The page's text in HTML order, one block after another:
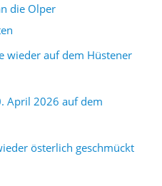
die Olper
wieder auf dem Hüstener
April 2026 auf dem
österlich geschmückt